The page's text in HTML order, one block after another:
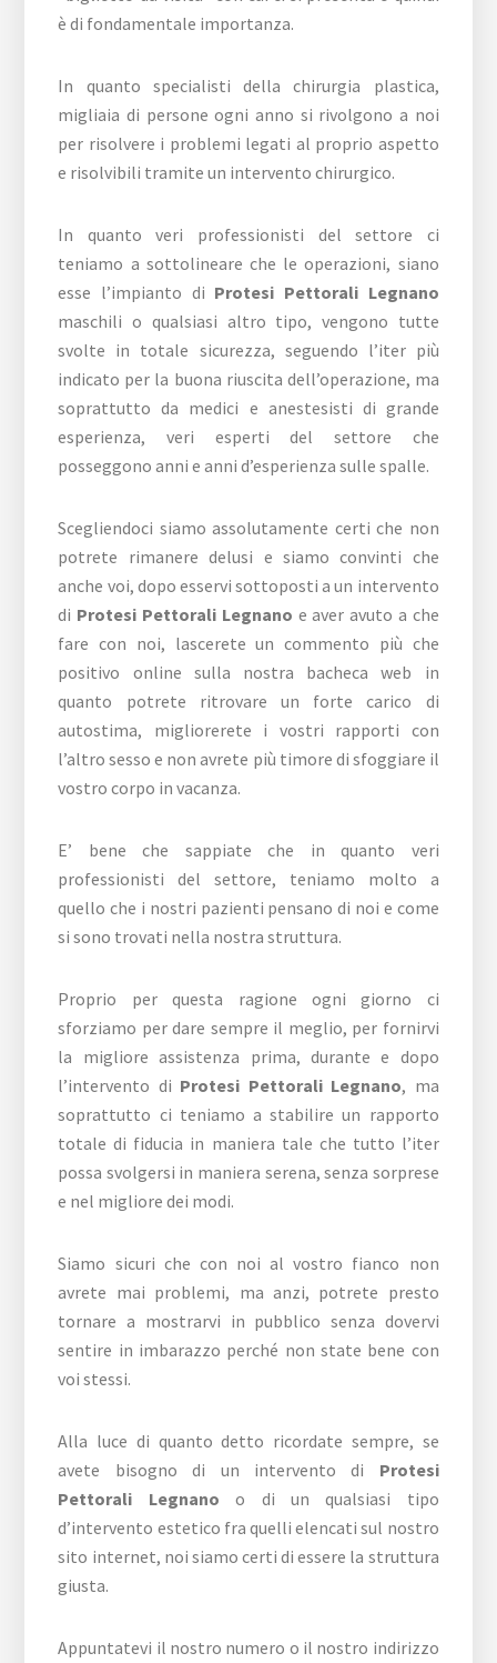
è di fondamentale importanza.
In quanto specialisti della chirurgia plastica,
migliaia di persone ogni anno si rivolgono a noi
per risolvere i problemi legati al proprio aspetto
e risolvibili tramite un intervento chirurgico.
In quanto veri professionisti del settore ci
teniamo a sottolineare che le operazioni, siano
esse l’impianto di Protesi Pettorali Legnano
maschili o qualsiasi altro tipo, vengono tutte
svolte in totale sicurezza, seguendo l’iter più
indicato per la buona riuscita dell’operazione, ma
soprattutto da medici e anestesisti di grande
esperienza, veri esperti del settore che
posseggono anni e anni d’esperienza sulle spalle.
Scegliendoci siamo assolutamente certi che non
potrete rimanere delusi e siamo convinti che
anche voi, dopo esservi sottoposti a un intervento
di Protesi Pettorali Legnano e aver avuto a che
fare con noi, lascerete un commento più che
positivo online sulla nostra bacheca web in
quanto potrete ritrovare un forte carico di
autostima, migliorerete i vostri rapporti con
l’altro sesso e non avrete più timore di sfoggiare il
vostro corpo in vacanza.
E’ bene che sappiate che in quanto veri
professionisti del settore, teniamo molto a
quello che i nostri pazienti pensano di noi e come
si sono trovati nella nostra struttura.
Proprio per questa ragione ogni giorno ci
sforziamo per dare sempre il meglio, per fornirvi
la migliore assistenza prima, durante e dopo
l’intervento di Protesi Pettorali Legnano, ma
soprattutto ci teniamo a stabilire un rapporto
totale di fiducia in maniera tale che tutto l’iter
possa svolgersi in maniera serena, senza sorprese
e nel migliore dei modi.
Siamo sicuri che con noi al vostro fianco non
avrete mai problemi, ma anzi, potrete presto
tornare a mostrarvi in pubblico senza dovervi
sentire in imbarazzo perché non state bene con
voi stessi.
Alla luce di quanto detto ricordate sempre, se
avete bisogno di un intervento di Protesi
Pettorali Legnano o di un qualsiasi tipo
d’intervento estetico fra quelli elencati sul nostro
sito internet, noi siamo certi di essere la struttura
giusta.
Appuntatevi il nostro numero o il nostro indirizzo